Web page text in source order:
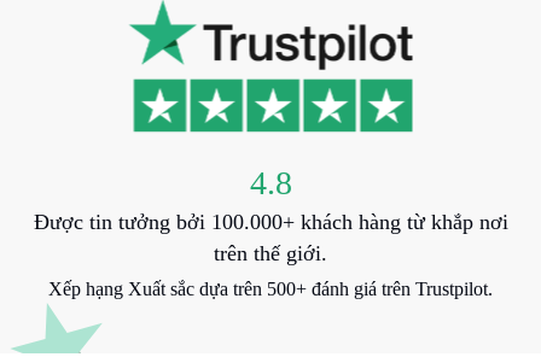
4.8
Được tin tưởng bởi 100.000+ khách hàng từ khắp nơi
trên thế giới.
Xếp hạng Xuất sắc dựa trên 500+ đánh giá trên Trustpilot.